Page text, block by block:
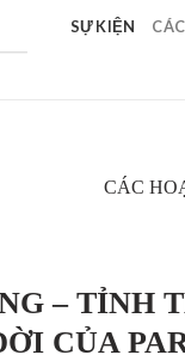
SỰ KIỆN
CÁC
– TỈNH
CỦA